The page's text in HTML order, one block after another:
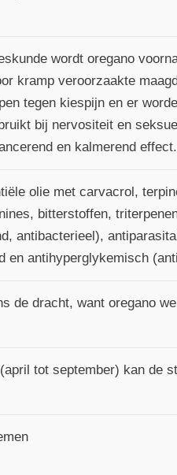
wordt oregano
kramp veroorzaakte
tegen kiespijn en er
bij nervositeit en
en kalmerend effect.
olie met carvacrol,
bitterstoffen,
antibacterieel),
en antihyperglykemisch
de dracht, want oregano
tot september) kan de